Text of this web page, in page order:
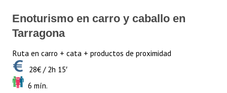
Enoturismo en carro y caballo en
Tarragona
Ruta en carro + cata + productos de proximidad
28€ / 2h 15′
6 mín.